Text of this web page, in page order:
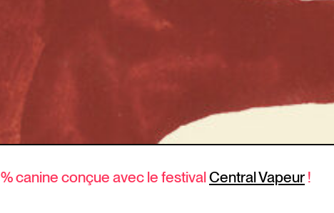
canine conçue avec le festivalCentral Vapeur !